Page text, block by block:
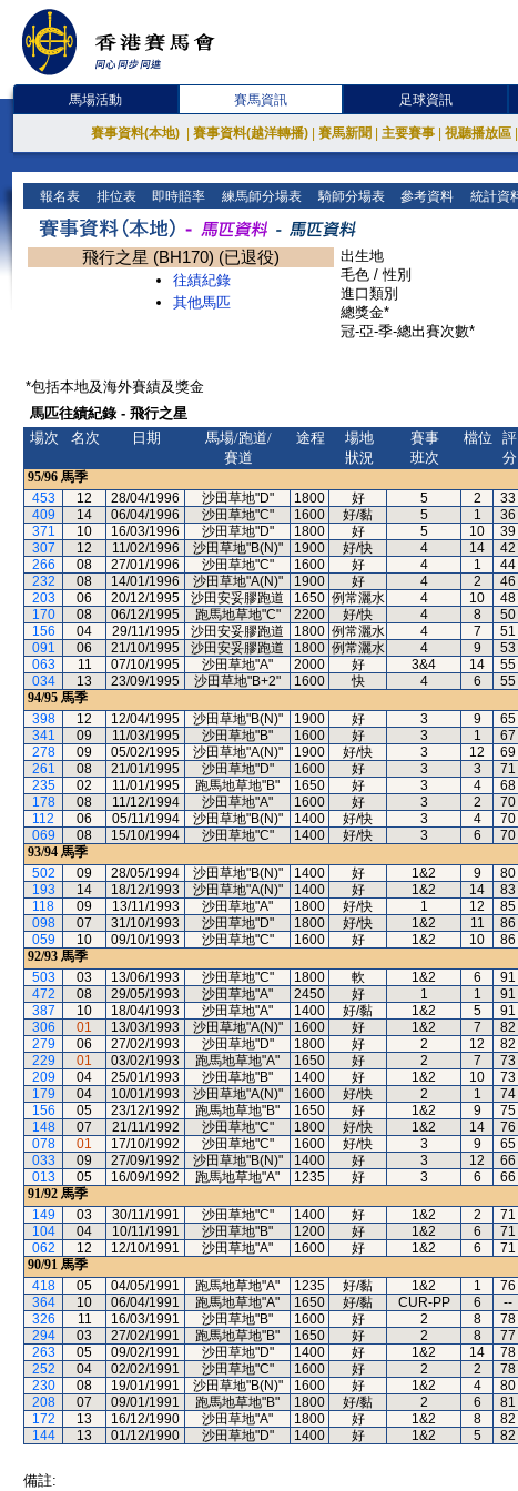
馬場活動 賽馬資訊 足球資訊
賽事資料(本地) 賽事資料(越洋轉播) 賽馬新聞 主要賽事 視聽播放區
報名表 排位表 即時賠率 練馬師分場表 騎師分場表 參考資料 統計資
飛行之星 (BH170) (已退役)
往績紀錄
其他馬匹
出生地
毛色 / 性別
進口類別
總獎金*
冠-亞-季-總出賽次數*
*包括本地及海外賽績及獎金
馬匹往績紀錄 - 飛行之星
場次
名次 日期
馬場/跑道/
賽道
途程
場地
狀況
賽事
班次
檔位
評
分
95/96 馬季
453
12 28/04/1996 沙田草地"D" 1800 好 5 2 33
409
14 06/04/1996 沙田草地"C" 1600 好/黏 5 1 36
371
10 16/03/1996 沙田草地"D" 1800 好 5 10 39
307
12 11/02/1996 沙田草地"B(N)" 1900 好/快 4 14 42
266
08 27/01/1996 沙田草地"C" 1600 好 4 1 44
232
08 14/01/1996 沙田草地"A(N)" 1900 好 4 2 46
203
06 20/12/1995 沙田安妥膠跑道 1650 例常灑水 4 10 48
170
08 06/12/1995 跑馬地草地"C" 2200 好/快 4 8 50
156
04 29/11/1995 沙田安妥膠跑道 1800 例常灑水 4 7 51
091
06 21/10/1995 沙田安妥膠跑道 1800 例常灑水 4 9 53
063
11 07/10/1995 沙田草地"A" 2000 好 3&4 14 55
034
13 23/09/1995 沙田草地"B+2" 1600 快 4 6 55
94/95 馬季
398
12 12/04/1995 沙田草地"B(N)" 1900 好 3 9 65
341
09 11/03/1995 沙田草地"B" 1600 好 3 1 67
278
09 05/02/1995 沙田草地"A(N)" 1900 好/快 3 12 69
261
08 21/01/1995 沙田草地"D" 1600 好 3 3 71
235
02 11/01/1995 跑馬地草地"B" 1650 好 3 4 68
178
08 11/12/1994 沙田草地"A" 1600 好 3 2 70
112
06 05/11/1994 沙田草地"B(N)" 1400 好/快 3 4 70
069
08 15/10/1994 沙田草地"C" 1400 好/快 3 6 70
93/94 馬季
502
09 28/05/1994 沙田草地"B(N)" 1400 好 1&2 9 80
193
14 18/12/1993 沙田草地"A(N)" 1400 好 1&2 14 83
118
09 13/11/1993 沙田草地"A" 1800 好/快 1 12 85
098
07 31/10/1993 沙田草地"D" 1800 好/快 1&2 11 86
059
10 09/10/1993 沙田草地"C" 1600 好 1&2 10 86
92/93 馬季
503
03 13/06/1993 沙田草地"C" 1800 軟 1&2 6 91
472
08 29/05/1993 沙田草地"A" 2450 好 1 1 91
387
10 18/04/1993 沙田草地"A" 1400 好/黏 1&2 5 91
306
01 13/03/1993 沙田草地"A(N)" 1600 好 1&2 7 82
279
06 27/02/1993 沙田草地"D" 1800 好 2 12 82
229
01 03/02/1993 跑馬地草地"A" 1650 好 2 7 73
209
04 25/01/1993 沙田草地"B" 1400 好 1&2 10 73
179
04 10/01/1993 沙田草地"A(N)" 1600 好/快 2 1 74
156
05 23/12/1992 跑馬地草地"B" 1650 好 1&2 9 75
148
07 21/11/1992 沙田草地"C" 1800 好/快 1&2 14 76
078
01 17/10/1992 沙田草地"C" 1600 好/快 3 9 65
033
09 27/09/1992 沙田草地"B(N)" 1400 好 3 12 66
013
05 16/09/1992 跑馬地草地"A" 1235 好 3 6 66
91/92 馬季
149
03 30/11/1991 沙田草地"C" 1400 好 1&2 2 71
104
04 10/11/1991 沙田草地"B" 1200 好 1&2 6 71
062
12 12/10/1991 沙田草地"A" 1600 好 1&2 6 71
90/91 馬季
418
05 04/05/1991 跑馬地草地"A" 1235 好/黏 1&2 1 76
364
10 06/04/1991 跑馬地草地"A" 1650 好/黏 CUR-PP 6 --
326
11 16/03/1991 沙田草地"B" 1600 好 2 8 78
294
03 27/02/1991 跑馬地草地"B" 1650 好 2 8 77
263
05 09/02/1991 沙田草地"D" 1400 好 1&2 14 78
252
04 02/02/1991 沙田草地"C" 1600 好 2 2 78
230
08 19/01/1991 沙田草地"B(N)" 1600 好 1&2 4 80
208
07 09/01/1991 跑馬地草地"B" 1800 好/黏 2 6 81
172
13 16/12/1990 沙田草地"A" 1800 好 1&2 8 82
144
13 01/12/1990 沙田草地"D" 1400 好 1&2 5 82
備註: